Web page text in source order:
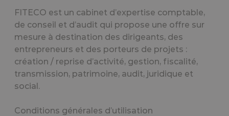
FITECO est un cabinet d’expertise comptable,
de conseil et d’audit qui propose une offre sur
mesure à destination des dirigeants, des
entrepreneurs et des porteurs de projets :
création / reprise d’activité, gestion, fiscalité,
transmission, patrimoine, audit, juridique et
social.
Conditions générales d’utilisation